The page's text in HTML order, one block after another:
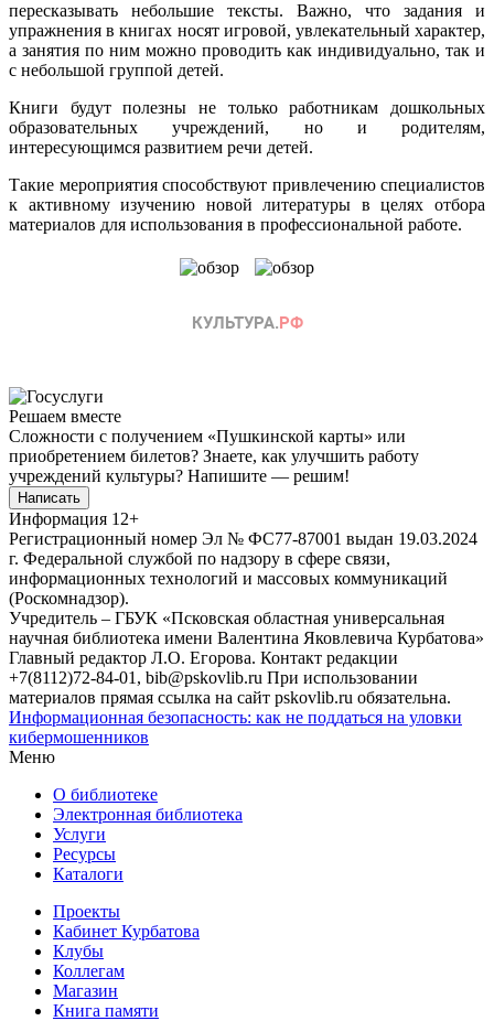
пересказывать небольшие тексты. Важно, что задания и
упражнения в книгах носят игровой, увлекательный характер,
а занятия по ним можно проводить как индивидуально, так и
с небольшой группой детей.
Книги будут полезны не только работникам дошкольных
образовательных учреждений, но и родителям,
интересующимся развитием речи детей.
Такие мероприятия способствуют привлечению специалистов
к активному изучению новой литературы в целях отбора
материалов для использования в профессиональной работе.
Решаем вместе
Сложности с получением «Пушкинской карты» или
приобретением билетов? Знаете, как улучшить работу
учреждений культуры? Напишите — решим!
Написать
Информация 12+
Регистрационный номер Эл № ФС77-87001 выдан 19.03.2024
г. Федеральной службой по надзору в сфере связи,
информационных технологий и массовых коммуникаций
(Роскомнадзор).
Учредитель – ГБУК «Псковская областная универсальная
научная библиотека имени Валентина Яковлевича Курбатова»
Главный редактор Л.О. Егорова. Контакт редакции
+7(8112)72-84-01, bib@pskovlib.ru При использовании
материалов прямая ссылка на сайт pskovlib.ru обязательна.
Информационная безопасность: как не поддаться на уловки
кибермошенников
Меню
О библиотеке
Электронная библиотека
Услуги
Ресурсы
Каталоги
Проекты
Кабинет Курбатова
Клубы
Коллегам
Магазин
Книга памяти